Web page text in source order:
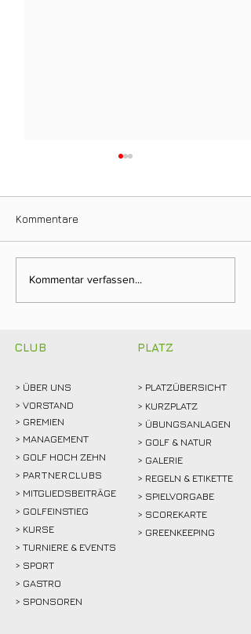
Clubmeisterschaften
Kommentare
Kommentar verfassen...
CLUB
> ÜBER UNS
> VORSTAND
> GREMIEN
> MANAGEMENT
> GOLF HOCH ZEHN
> PARTNERCLUBS
> MITGLIEDSBEITRÄGE
> GOLFEINSTIEG
> KURSE
> TURNIERE & EVENTS
> SPORT
> GASTRO
> SPONSOREN
PLATZ
> PLATZÜBERSICHT
> KURZPLATZ
> ÜBUNGSANLAGEN
> GOLF & NATUR
> GALERIE
> REGELN & ETIKETTE
> SPIELVORGABE
> SCOREKARTE
> GREENKEEPING